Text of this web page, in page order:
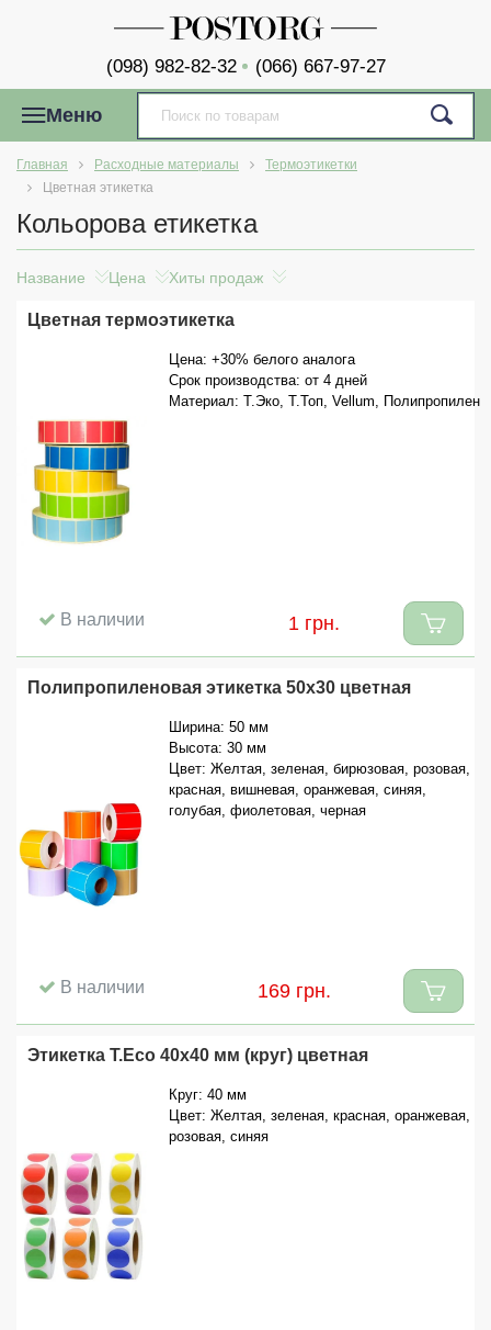
(098) 982-82-32 (066) 667-97-27
Меню
Главная Расходные материалы
Термоэтикетки
Цветная этикетка
Кольорова етикетка
Название Цена Хиты продаж
Цветная термоэтикетка
Цена: +30% белого аналога
Срок производства: от 4 дней
Материал: Т.Эко, Т.Топ, Vellum, Полипропилен
В наличии 1 грн.
Полипропиленовая этикетка 50x30 цветная
Ширина: 50 мм
Высота: 30 мм
Цвет: Желтая, зеленая, бирюзовая, розовая,
красная, вишневая, оранжевая, синяя,
голубая, фиолетовая, черная
В наличии 169 грн.
Этикетка T.Eco 40x40 мм (круг) цветная
Круг: 40 мм
Цвет: Желтая, зеленая, красная, оранжевая,
розовая, синяя